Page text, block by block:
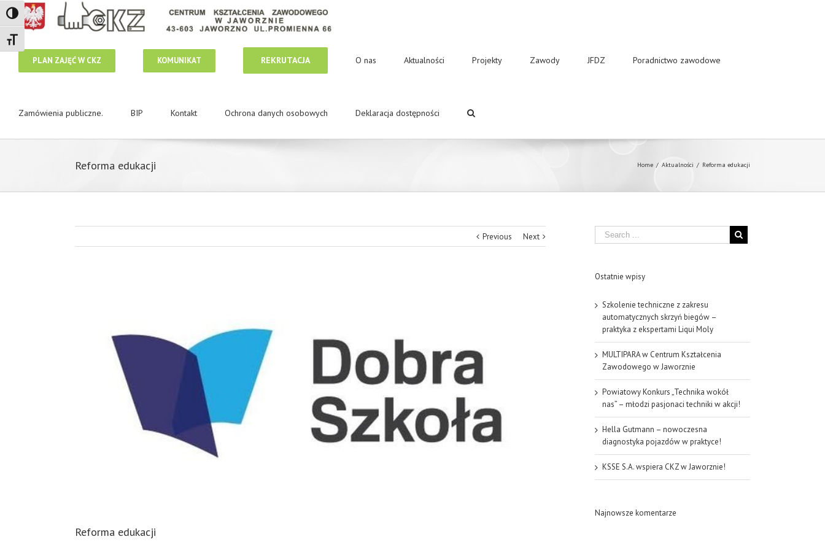
Toggle High Contrast
Toggle Font size
PLAN ZAJĘĆ W CKZ KOMUNIKAT REKRUTACJA O nas Aktualności Projekty Zawody JFDZ Poradnictwo zawodowe
Zamówienia publiczne. BIP Kontakt Ochrona danych osobowych Deklaracja dostępności
Reforma edukacji Home / Aktualności / Reforma edukacji
Previous Next
Reforma edukacji
Search
Ostatnie wpisy
Szkolenie techniczne z zakresu
automatycznych skrzyń biegów –
praktyka z ekspertami Liqui Moly
MULTIPARA w Centrum Kształcenia
Zawodowego w Jaworznie
Powiatowy Konkurs „Technika wokół
nas” – młodzi pasjonaci techniki w akcji!
Hella Gutmann – nowoczesna
diagnostyka pojazdów w praktyce!
KSSE S.A. wspiera CKZ w Jaworznie!
Najnowsze komentarze